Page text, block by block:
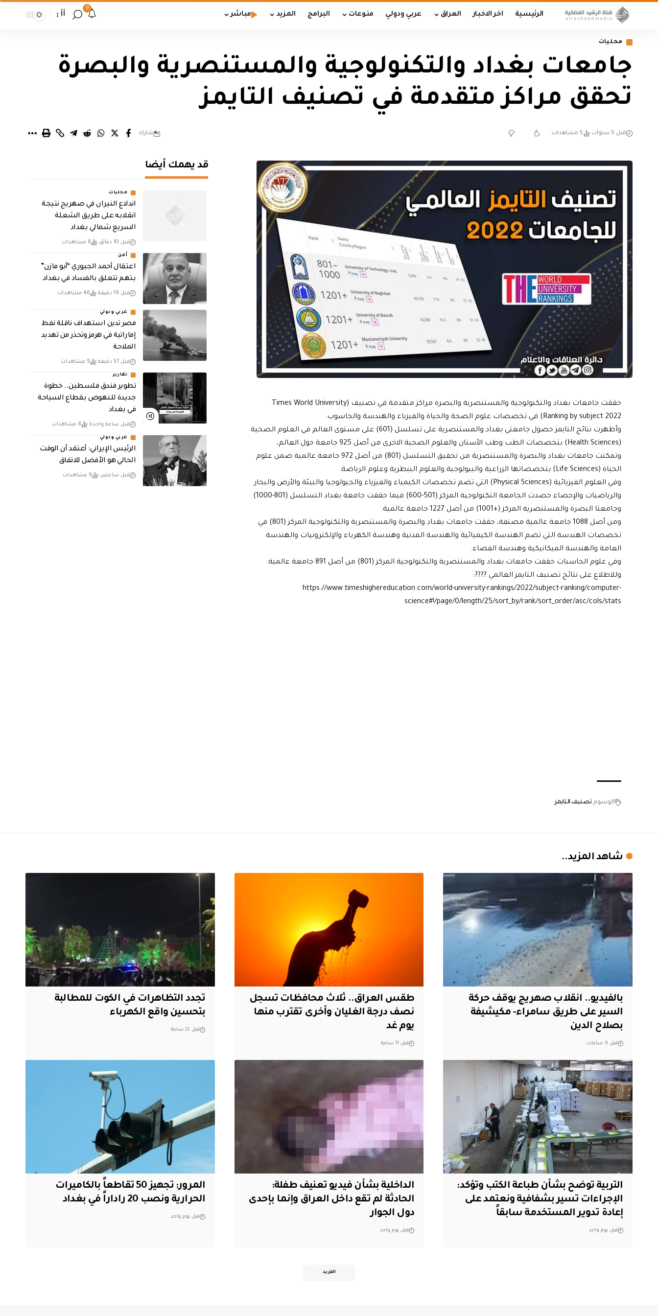
الرئيسية اخر الاخبار العراق عربي ودولي منوعات البرامج المزيد مباشر
9
أأ
محليات
جامعات بغداد والتكنولوجية والمستنصرية والبصرة
تحقق مراكز متقدمة في تصنيف التايمز
قبل 5 سنوات 5 مشاهدات شارك
حققت جامعات بغداد والتكنولوجية والمستنصرية والبصرة مراكز متقدمة في تصنيف (Times World University
Ranking by subject 2022) في تخصصات علوم الصحة والحياة والفيزياء والهندسة والحاسوب.
وأظهرت نتائج التايمز حصول جامعتي بغداد والمستنصرية على تسلسل (601) على مستوى العالم في العلوم الصحية
(Health Sciences) بتخصصات الطب وطب الأسنان والعلوم الصحية الاخرى من أصل 925 جامعة حول العالم،
وتمكنت جامعات بغداد والبصرة والمستنصرية من تحقيق التسلسل (801) من أصل 972 جامعة عالمية ضمن علوم
الحياة (Life Sciences) بتخصصاتها الزراعية والبيولوجية والعلوم البيطرية وعلوم الرياضة.
وفي العلوم الفيزيائية (Physical Sciences) التي تضم تخصصات الكيمياء والفيزياء والجيولوجيا والبيئة والأرض والبحار
والرياضيات والإحصاء حصدت الجامعة التكنولوجية المركز (501-600) فيما حققت جامعة بغداد التسلسل (801-1000)
وجامعتا البصرة والمستنصرية المركز (+1001) من أصل 1227 جامعة عالمية.
ومن أصل 1088 جامعة عالمية مصنفة، حققت جامعات بغداد والبصرة والمستنصرية والتكنولوجية المركز (801) في
تخصصات الهندسة التي تضم الهندسة الكيميائية والهندسة المدنية وهندسة الكهرباء والإلكترونيات والهندسة
العامة والهندسة الميكانيكية وهندسة الفضاء.
وفي علوم الحاسبات حققت جامعات بغداد والمستنصرية والتكنولوجية المركز (801) من أصل 891 جامعة عالمية.
وللاطلاع على نتائج تصنيف التايمز العالمي ????:
https://www.timeshighereducation.com/world-university-rankings/2022/subject-ranking/computer-
science#!/page/0/length/25/sort_by/rank/sort_order/asc/cols/stats
الوسوم تصنيف التايمز
قد يهمك أيضا
محليات
اندلاع النيران في صهريج نتيجة
انقلابه على طريق الشعلة
السريع شمالي بغداد
قبل 10 دقائق 8 مشاهدات
أمن
اعتقال أحمد الجبوري “أبو مازن”
بتهم تتعلق بالفساد في بغداد
قبل 19 دقيقة 46 مشاهدات
عربي ودولي
مصر تدين استهداف ناقلة نفط
إماراتية في هرمز وتحذر من تهديد
الملاحة
قبل 57 دقيقة 9 مشاهدات
تقارير
تطوير فندق فلسطين.. خطوة
جديدة للنهوض بقطاع السياحة
في بغداد
قبل ساعة واحدة 8 مشاهدات
عربي ودولي
الرئيس الإيراني: أعتقد أن الوقت
الحالي هو الأفضل للاتفاق
قبل ساعتين 9 مشاهدات
شاهد المزيد..
بالفيديو.. انقلاب صهريج يوقف حركة
السير على طريق سامراء- مكيشيفة
بصلاح الدين
قبل 9 ساعات
طقس العراق.. ثلاث محافظات تسجل
نصف درجة الغليان وأخرى تقترب منها
يوم غد
قبل 11 ساعة
تجدد التظاهرات في الكوت للمطالبة
بتحسين واقع الكهرباء
قبل 22 ساعة
التربية توضح بشأن طباعة الكتب وتؤكد:
الإجراءات تسير بشفافية ونعتمد على
إعادة تدوير المستخدمة سابقاً
قبل يوم واحد
الداخلية بشأن فيديو تعنيف طفلة:
الحادثة لم تقع داخل العراق وإنما بإحدى
دول الجوار
قبل يوم واحد
المرور: تجهيز 50 تقاطعاً بالكاميرات
الحرارية ونصب 20 راداراً في بغداد
قبل يوم واحد
المزيد